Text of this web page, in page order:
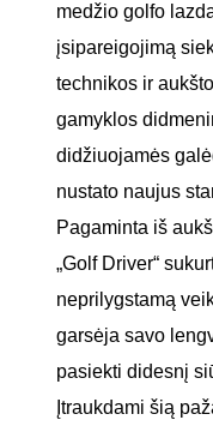
medžio golfo
įsipareigojimą
technikos ir
gamyklos
didžiuojamės
nustato naujus
Pagaminta iš
„Golf Driver“
neprilygstamą
garsėja savo
pasiekti didesnį
Įtraukdami šią